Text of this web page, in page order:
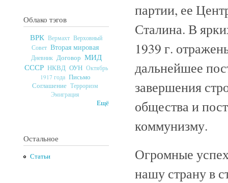
Облако тэгов
ВРК Вермахт Верховный
Совет Вторая мировая
Дневник Договор МИД
СССР НКВД ОУН Октябрь
1917 года Письмо
Соглашение Терроризм
Эмиграция
Ещё
Остальное
Статьи
партии, ее
Сталина. В
1939 г.
дальнейшее
завершения
общества и
коммунизму.
Огромные
нашу страну в